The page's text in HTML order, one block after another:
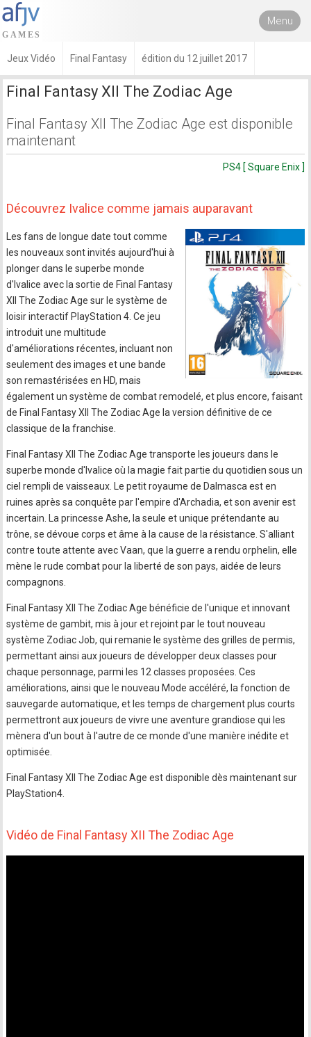
Menu
Jeux Vidéo Final Fantasy édition du 12 juillet 2017
Final Fantasy XII The Zodiac Age
Final Fantasy XII The Zodiac Age est disponible
maintenant
PS4 [ Square Enix ]
Découvrez Ivalice comme jamais auparavant
Les fans de longue date tout comme
les nouveaux sont invités aujourd'hui à
plonger dans le superbe monde
d'Ivalice avec la sortie de Final Fantasy
XII The Zodiac Age sur le système de
loisir interactif PlayStation 4. Ce jeu
introduit une multitude
d'améliorations récentes, incluant non
seulement des images et une bande
son remastérisées en HD, mais
également un système de combat remodelé, et plus encore, faisant
de Final Fantasy XII The Zodiac Age la version définitive de ce
classique de la franchise.
Final Fantasy XII The Zodiac Age transporte les joueurs dans le
superbe monde d'Ivalice où la magie fait partie du quotidien sous un
ciel rempli de vaisseaux. Le petit royaume de Dalmasca est en
ruines après sa conquête par l'empire d'Archadia, et son avenir est
incertain. La princesse Ashe, la seule et unique prétendante au
trône, se dévoue corps et âme à la cause de la résistance. S'alliant
contre toute attente avec Vaan, que la guerre a rendu orphelin, elle
mène le rude combat pour la liberté de son pays, aidée de leurs
compagnons.
Final Fantasy XII The Zodiac Age bénéficie de l'unique et innovant
système de gambit, mis à jour et rejoint par le tout nouveau
système Zodiac Job, qui remanie le système des grilles de permis,
permettant ainsi aux joueurs de développer deux classes pour
chaque personnage, parmi les 12 classes proposées. Ces
améliorations, ainsi que le nouveau Mode accéléré, la fonction de
sauvegarde automatique, et les temps de chargement plus courts
permettront aux joueurs de vivre une aventure grandiose qui les
mènera d'un bout à l'autre de ce monde d'une manière inédite et
optimisée.
Final Fantasy XII The Zodiac Age est disponible dès maintenant sur
PlayStation4.
Vidéo de Final Fantasy XII The Zodiac Age